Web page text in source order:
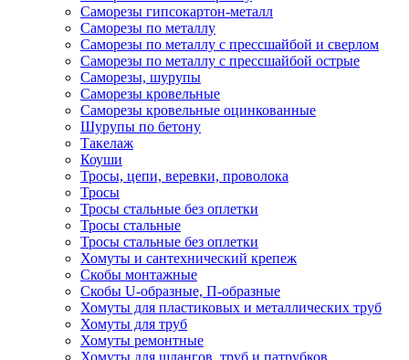
Саморезы гипсокартон-металл
Саморезы по металлу
Саморезы по металлу с прессшайбой и сверлом
Саморезы по металлу с прессшайбой острые
Саморезы, шурупы
Саморезы кровельные
Саморезы кровельные оцинкованные
Шурупы по бетону
Такелаж
Коуши
Тросы, цепи, веревки, проволока
Тросы
Тросы стальные без оплетки
Тросы стальные
Тросы стальные без оплетки
Хомуты и сантехнический крепеж
Скобы монтажные
Скобы U-образные, П-образные
Хомуты для пластиковых и металлических труб
Хомуты для труб
Хомуты ремонтные
Хомуты для шлангов, труб и патрубков